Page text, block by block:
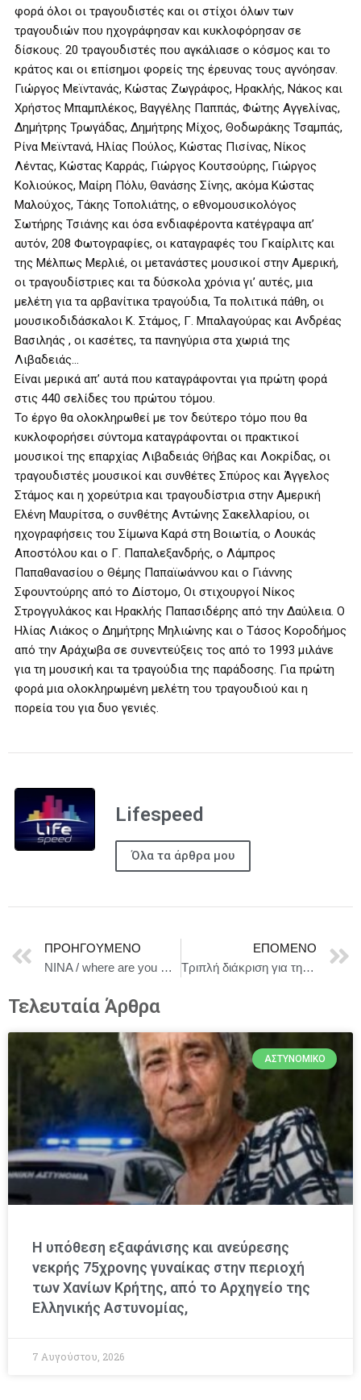
φορά όλοι οι τραγουδιστές και οι στίχοι όλων των
τραγουδιών που ηχογράφησαν και κυκλοφόρησαν σε
δίσκους. 20 τραγουδιστές που αγκάλιασε ο κόσμος και το
κράτος και οι επίσημοι φορείς της έρευνας τους αγνόησαν.
Γιώργος Μεϊντανάς, Κώστας Ζωγράφος, Ηρακλής, Νάκος και
Χρήστος Μπαμπλέκος, Βαγγέλης Παππάς, Φώτης Αγγελίνας,
Δημήτρης Τρωγάδας, Δημήτρης Μίχος, Θοδωράκης Τσαμπάς,
Ρίνα Μεϊντανά, Ηλίας Πούλος, Κώστας Πισίνας, Νίκος
Λέντας, Κώστας Καρράς, Γιώργος Κουτσούρης, Γιώργος
Κολιούκος, Μαίρη Πόλυ, Θανάσης Σίνης, ακόμα Κώστας
Μαλούχος, Τάκης Τοπολιάτης, ο εθνομουσικολόγος
Σωτήρης Τσιάνης και όσα ενδιαφέροντα κατέγραψα απ’
αυτόν, 208 Φωτογραφίες, οι καταγραφές του Γκαίρλιτς και
της Μέλπως Μερλιέ, οι μετανάστες μουσικοί στην Αμερική,
οι τραγουδίστριες και τα δύσκολα χρόνια γι’ αυτές, μια
μελέτη για τα αρβανίτικα τραγούδια, Τα πολιτικά πάθη, οι
μουσικοδιδάσκαλοι Κ. Στάμος, Γ. Μπαλαγούρας και Ανδρέας
Βασιληάς , οι κασέτες, τα πανηγύρια στα χωριά της
Λιβαδειάς…
Είναι μερικά απ’ αυτά που καταγράφονται για πρώτη φορά
στις 440 σελίδες του πρώτου τόμου.
Το έργο θα ολοκληρωθεί με τον δεύτερο τόμο που θα
κυκλοφορήσει σύντομα καταγράφονται οι πρακτικοί
μουσικοί της επαρχίας Λιβαδειάς Θήβας και Λοκρίδας, οι
τραγουδιστές μουσικοί και συνθέτες Σπύρος και Άγγελος
Στάμος και η χορεύτρια και τραγουδίστρια στην Αμερική
Ελένη Μαυρίτσα, ο συνθέτης Αντώνης Σακελλαρίου, οι
ηχογραφήσεις του Σίμωνα Καρά στη Βοιωτία, ο Λουκάς
Αποστόλου και ο Γ. Παπαλεξανδρής, ο Λάμπρος
Παπαθανασίου ο Θέμης Παπαϊωάννου και ο Γιάννης
Σφουντούρης από το Δίστομο, Οι στιχουργοί Νίκος
Στρογγυλάκος και Ηρακλής Παπασιδέρης από την Δαύλεια. Ο
Ηλίας Λιάκος ο Δημήτρης Μηλιώνης και ο Τάσος Κοροδήμος
από την Αράχωβα σε συνεντεύξεις τος από το 1993 μιλάνε
για τη μουσική και τα τραγούδια της παράδοσης. Για πρώτη
φορά μια ολοκληρωμένη μελέτη του τραγουδιού και η
πορεία του για δυο γενιές.
Lifespeed
Όλα τα άρθρα μου
ΠΡΟΗΓΟΎΜΕΝΟ
NINA / where are you my de@r? της Ειρήνης Φαναριώτη – Από την Τετάρτη 7 Μαΐου στο Θέατρο ΑΡΓΩ για 6 μόνο παραστάσεις
ΕΠΌΜΕΝΟ
Τριπλή διάκριση για τη ΜΕΓΑ στα «PET AWARDS 2025»
Τελευταία Άρθρα
ΑΣΤΥΝΟΜΙΚΌ
Η υπόθεση εξαφάνισης και ανεύρεσης
νεκρής 75χρονης γυναίκας στην περιοχή
των Χανίων Κρήτης, από το Αρχηγείο της
Ελληνικής Αστυνομίας,
7 Αυγούστου, 2026